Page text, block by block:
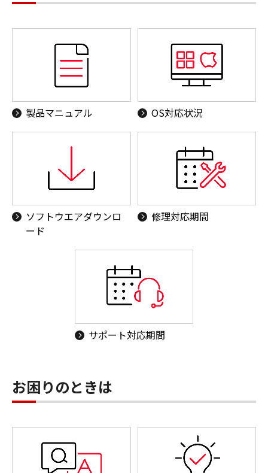
製品マニュアル OS対応状況
ソフトウエアダウンロ
ード
修理対応期間
サポート対応期間
お困りのときは